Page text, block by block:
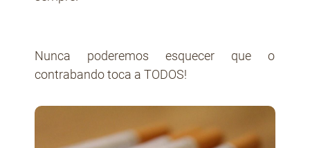
Nunca poderemos esquecer que o
contrabando toca a TODOS!